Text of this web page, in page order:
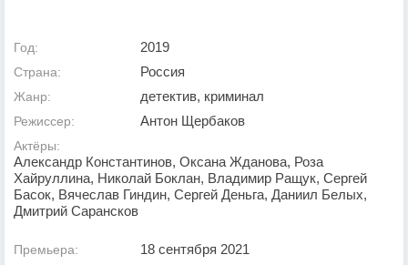
Год: 2019
Страна: Россия
Жанр: детектив, криминал
Режиссер: Антон Щербаков
Актёры:
Александр Константинов, Оксана Жданова, Роза
Хайруллина, Николай Боклан, Владимир Ращук, Сергей
Басок, Вячеслав Гиндин, Сергей Деньга, Даниил Белых,
Дмитрий Сарансков
Премьера: 18 сентября 2021